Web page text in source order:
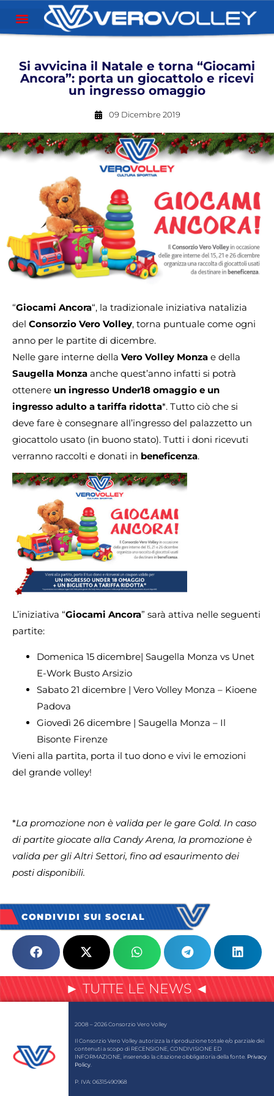
Si avvicina il Natale e torna “Giocami
Ancora”: porta un giocattolo e ricevi
un ingresso omaggio
09 Dicembre 2019
“Giocami Ancora“, la tradizionale iniziativa natalizia
del Consorzio Vero Volley, torna puntuale come ogni
anno per le partite di dicembre.
Nelle gare interne della Vero Volley Monza e della
Saugella Monza anche quest’anno infatti si potrà
ottenere un ingresso Under18 omaggio e un
ingresso adulto a tariffa ridotta*. Tutto ciò che si
deve fare è consegnare all’ingresso del palazzetto un
giocattolo usato (in buono stato). Tutti i doni ricevuti
verranno raccolti e donati in beneficenza.
L’iniziativa “Giocami Ancora” sarà attiva nelle seguenti
partite:
Domenica 15 dicembre| Saugella Monza vs Unet
E-Work Busto Arsizio
Sabato 21 dicembre | Vero Volley Monza – Kioene
Padova
Giovedì 26 dicembre | Saugella Monza – Il
Bisonte Firenze
Vieni alla partita, porta il tuo dono e vivi le emozioni
del grande volley!
*La promozione non è valida per le gare Gold. In caso
di partite giocate alla Candy Arena, la promozione è
valida per gli Altri Settori, fino ad esaurimento dei
posti disponibili.
CONDIVIDI SUI SOCIAL
► TUTTE LE NEWS ◄
2008 – 2026 Consorzio Vero Volley
Il Consorzio Vero Volley autorizza la riproduzione totale e/o parziale dei
contenuti a scopo di RECENSIONE, CONDIVISIONE ED
INFORMAZIONE, inserendo la citazione obbligatoria della fonte. Privacy
Policy.
P. IVA: 06315490968